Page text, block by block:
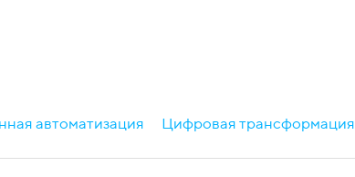
автоматизация Цифровая трансформация